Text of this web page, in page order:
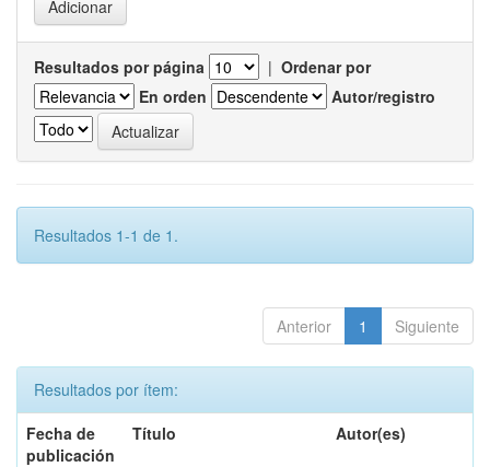
Resultados por página | Ordenar por
En orden
Autor/registro
Resultados 1-1 de 1.
Anterior 1 Siguiente
Resultados por ítem:
Fecha de
publicación
Título Autor(es)